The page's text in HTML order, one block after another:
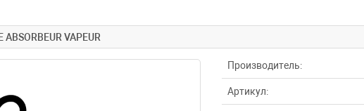
VAPEUR
Производитель:
Артикул: